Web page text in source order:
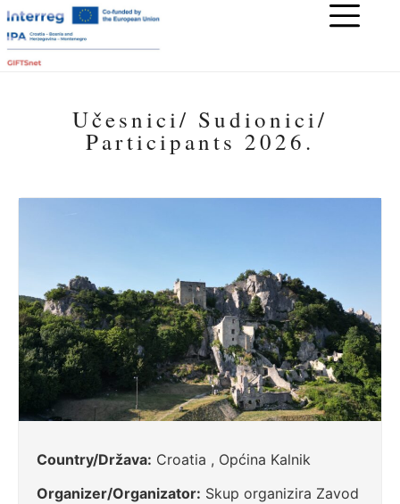
Učesnici/ Sudionici/
Participants 2026.
Country/Država: Croatia , Općina Kalnik
Organizer/Organizator: Skup organizira Zavod